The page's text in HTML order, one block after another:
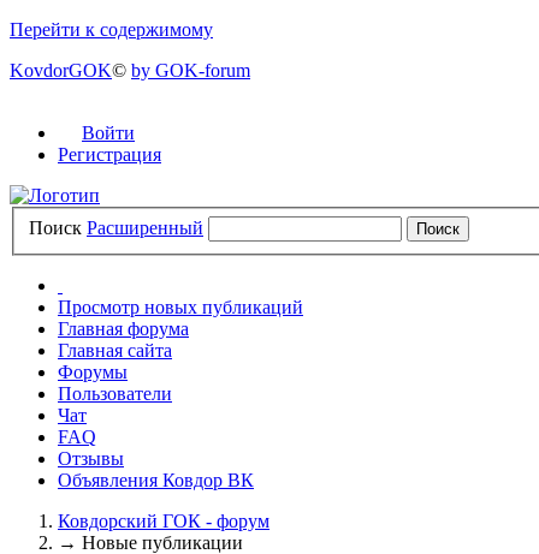
Перейти к содержимому
KovdorGOK© by GOK-forum
Войти
Регистрация
Поиск Расширенный
Просмотр новых публикаций
Главная форума
Главная сайта
Форумы
Пользователи
Чат
FAQ
Отзывы
Объявления Ковдор ВК
Ковдорский ГОК - форум
→ Новые публикации